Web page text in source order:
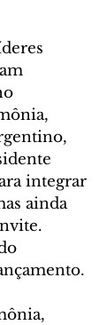
integrar
ainda